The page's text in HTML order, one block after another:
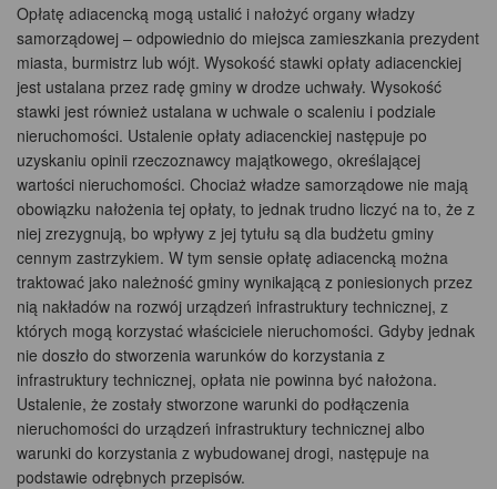
Opłatę adiacencką mogą ustalić i nałożyć organy władzy
samorządowej – odpowiednio do miejsca zamieszkania prezydent
miasta, burmistrz lub wójt. Wysokość stawki opłaty adiacenckiej
jest ustalana przez radę gminy w drodze uchwały. Wysokość
stawki jest również ustalana w uchwale o scaleniu i podziale
nieruchomości. Ustalenie opłaty adiacenckiej następuje po
uzyskaniu opinii rzeczoznawcy majątkowego, określającej
wartości nieruchomości. Chociaż władze samorządowe nie mają
obowiązku nałożenia tej opłaty, to jednak trudno liczyć na to, że z
niej zrezygnują, bo wpływy z jej tytułu są dla budżetu gminy
cennym zastrzykiem. W tym sensie opłatę adiacencką można
traktować jako należność gminy wynikającą z poniesionych przez
nią nakładów na rozwój urządzeń infrastruktury technicznej, z
których mogą korzystać właściciele nieruchomości. Gdyby jednak
nie doszło do stworzenia warunków do korzystania z
infrastruktury technicznej, opłata nie powinna być nałożona.
Ustalenie, że zostały stworzone warunki do podłączenia
nieruchomości do urządzeń infrastruktury technicznej albo
warunki do korzystania z wybudowanej drogi, następuje na
podstawie odrębnych przepisów.